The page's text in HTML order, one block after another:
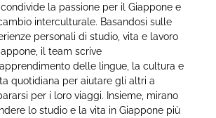
la passione per il Giappone e
interculturale. Basandosi sulle
personali di studio, vita e lavoro
il team scrive
delle lingue, la cultura e
quotidiana per aiutare gli altri a
per i loro viaggi. Insieme, mirano
lo studio e la vita in Giappone più